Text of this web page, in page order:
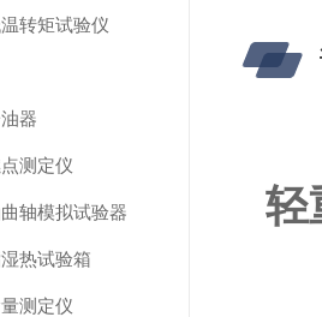
转矩试验仪
器
测定仪
轴模拟试验器
热试验箱
测定仪
轻